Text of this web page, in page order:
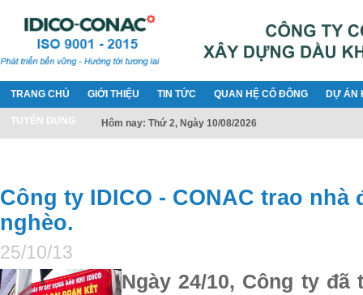
TRANG CHỦ GIỚI THIỆU TIN TỨC QUAN HỆ CỔ ĐÔNG DỰ ÁN
TUYỂN DỤNG Hôm nay: Thứ 2, Ngày 10/08/2026
Công ty IDICO - CONAC trao
nghèo.
25/10/13
Ngày 24/10, Công ty